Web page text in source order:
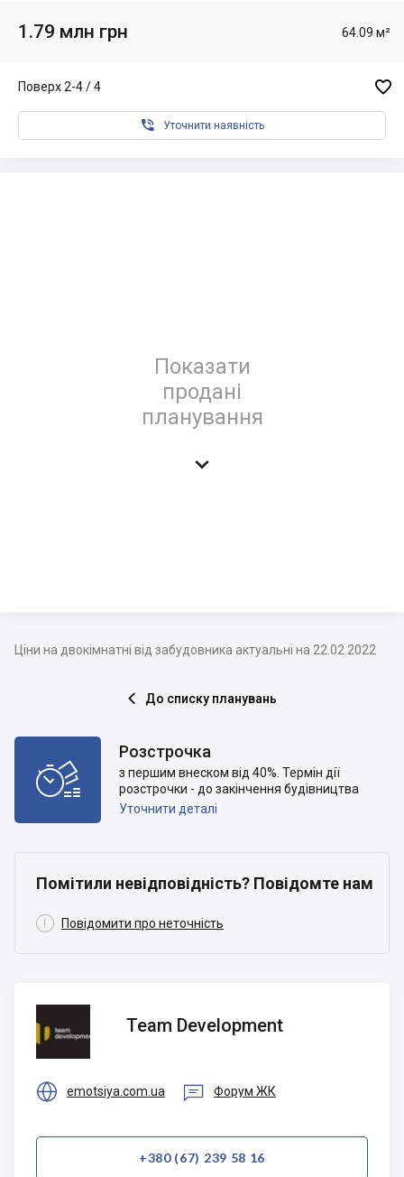
1.79 млн грн 64.09 м²
Поверх 2-4 / 4 
 Уточнити наявність
Показати
продані
планування

Ціни на двокімнатні від забудовника актуальні на 22.02.2022
 До списку планувань

Розстрочка
з першим внеском від 40%. Термін дії
розстрочки - до закінчення будівництва
Уточнити деталі
Помітили невідповідність? Повідомте нам
 Повідомити про неточність
Development
Team Development
 emotsiya.com.ua  Форум ЖК
+380 (67) 239 58 16